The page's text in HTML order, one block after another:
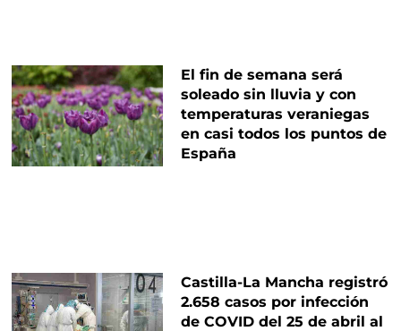
El fin de semana será
soleado sin lluvia y con
temperaturas veraniegas
en casi todos los puntos de
España
Castilla-La Mancha registró
2.658 casos por infección
de COVID del 25 de abril al